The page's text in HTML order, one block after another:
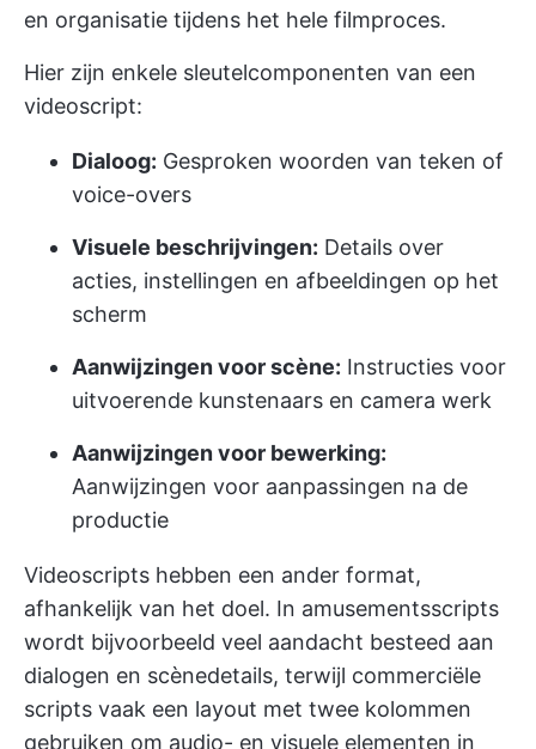
en organisatie tijdens het hele filmproces.
Hier zijn enkele sleutelcomponenten van een
videoscript:
Dialoog: Gesproken woorden van teken of
voice-overs
Visuele beschrijvingen: Details over
acties, instellingen en afbeeldingen op het
scherm
Aanwijzingen voor scène: Instructies voor
uitvoerende kunstenaars en camera werk
Aanwijzingen voor bewerking:
Aanwijzingen voor aanpassingen na de
productie
Videoscripts hebben een ander format,
afhankelijk van het doel. In amusementsscripts
wordt bijvoorbeeld veel aandacht besteed aan
dialogen en scènedetails, terwijl commerciële
scripts vaak een layout met twee kolommen
gebruiken om audio- en visuele elementen in